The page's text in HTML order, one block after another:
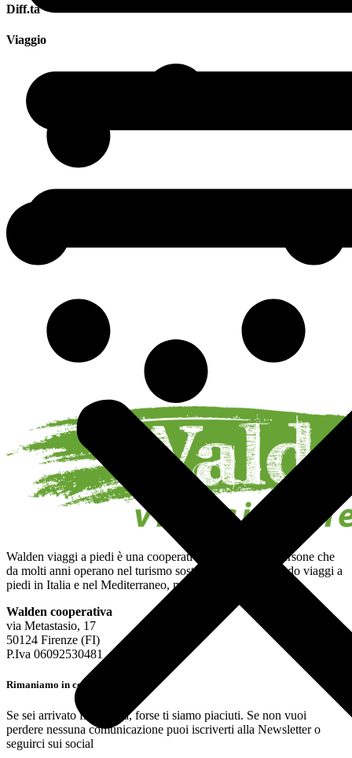
Diff.tà
Viaggio
Walden viaggi a piedi è una cooperativa, composta da persone che
da molti anni operano nel turismo sostenibile, organizzando viaggi a
piedi in Italia e nel Mediterraneo, ma non solo.
Walden cooperativa
via Metastasio, 17
50124 Firenze (FI)
P.Iva 06092530481
Rimaniamo in contatto
Se sei arrivato fino a qua, forse ti siamo piaciuti. Se non vuoi
perdere nessuna comunicazione puoi iscriverti alla Newsletter o
seguirci sui social